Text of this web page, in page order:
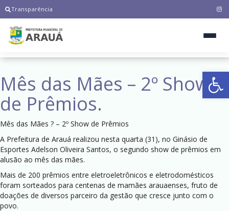
Transparência
Mês das Mães – 2º Show
de Prêmios.
Mês das Mães ? – 2º Show de Prêmios
A Prefeitura de Arauá realizou nesta quarta (31), no Ginásio de
Esportes Adelson Oliveira Santos, o segundo show de prêmios em
alusão ao mês das mães.
Mais de 200 prêmios entre eletroeletrônicos e eletrodomésticos
foram sorteados para centenas de mamães arauaenses, fruto de
doações de diversos parceiro da gestão que cresce junto com o
povo.